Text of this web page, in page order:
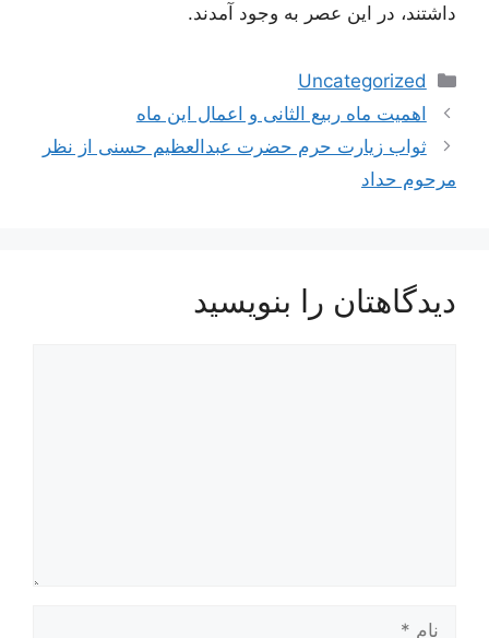
داشتند، در این عصر به وجود آمدند.
دسته‌ها
Uncategorized
ناوبری
نوشته‌ها
اهمیت ماه ربیع الثانی و اعمال این ماه
ثواب زیارت حرم حضرت عبدالعظیم حسنی از نظر
مرحوم حداد
دیدگاهتان را بنویسید